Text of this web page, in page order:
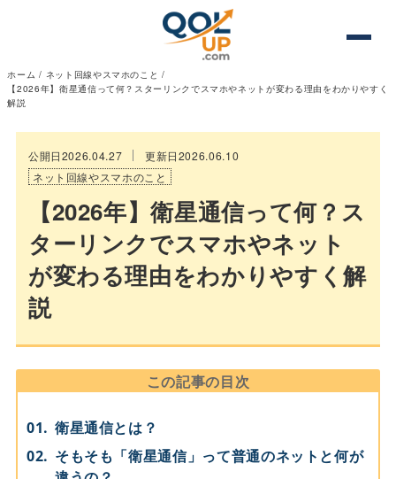
ホーム / ネット回線やスマホのこと /
【2026年】衛星通信って何？スターリンクでスマホやネットが変わる理由をわかりやすく
解説
公開日2026.04.27
更新日2026.06.10
ネット回線やスマホのこと
【2026年】衛星通信って何？ス
ターリンクでスマホやネット
が変わる理由をわかりやすく解
説
この記事の目次
衛星通信とは？
そもそも「衛星通信」って普通のネットと何が